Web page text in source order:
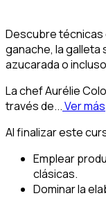
Descubre técnicas
ganache, la galleta
azucarada o
La chef Aurélie
través de...Ver más
Al finalizar este
Emplear
clásicas.
Dominar la